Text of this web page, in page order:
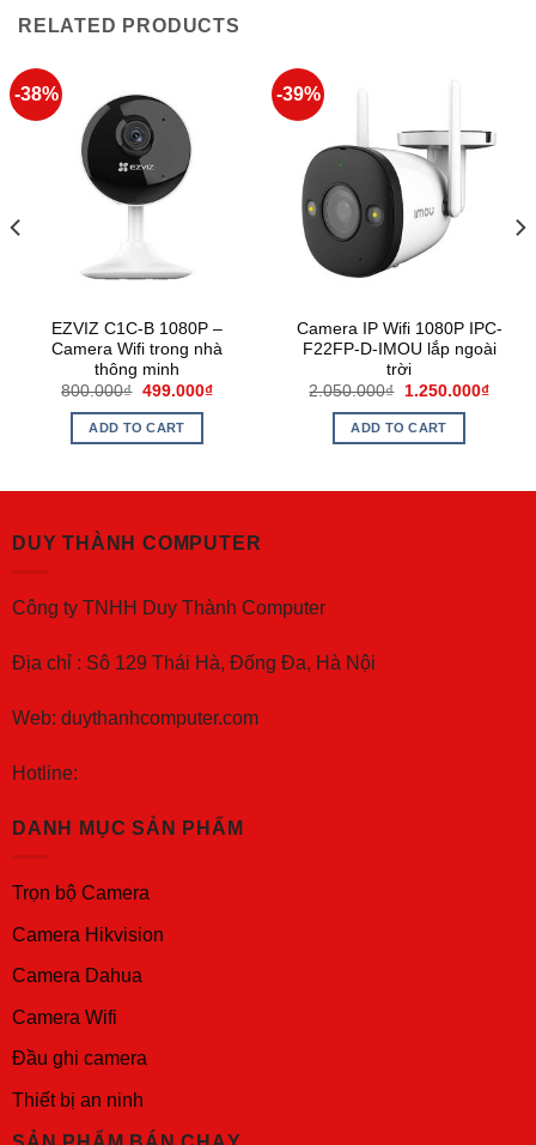
RELATED PRODUCTS
-38%
EZVIZ C1C-B 1080P –
Camera Wifi trong nhà
thông minh
800.000₫ 499.000₫
ADD TO CART
-39%
Camera IP Wifi 1080P IPC-
F22FP-D-IMOU lắp ngoài
trời
2.050.000₫ 1.250.000₫
ADD TO CART
DUY THÀNH COMPUTER
Công ty TNHH Duy Thành Computer
Địa chỉ : Sô 129 Thái Hà, Đống Đa, Hà Nội
Web: duythanhcomputer.com
Hotline:
DANH MỤC SẢN PHẨM
Trọn bộ Camera
Camera Hikvision
Camera Dahua
Camera Wifi
Đầu ghi camera
Thiết bị an ninh